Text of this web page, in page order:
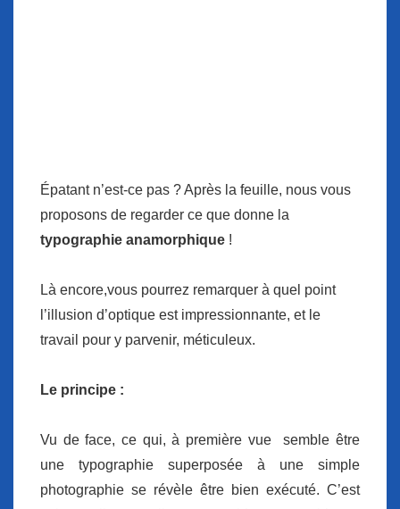
Épatant n’est-ce pas ? Après la feuille, nous vous
proposons de regarder ce que donne la
typographie anamorphique !
Là encore,vous pourrez remarquer à quel point
l’illusion d’optique est impressionnante, et le
travail pour y parvenir, méticuleux.
Le principe :
Vu de face, ce qui, à première vue semble être
une typographie superposée à une simple
photographie se révèle être bien exécuté. C’est